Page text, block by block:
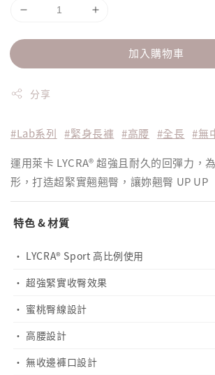
加入購物車
分享
#Lab系列 #緊身長褲 #高腰 #全長 #無
運用萊卡 LYCRA® 超強且耐久的回彈力，
形，打造超緊實翹翹臀，讓妳翹臀 UP UP
特色 & 材質
· LYCRA® Sport 高比例使用
· 超強緊實收臀效果
· 蜜桃臀線設計
· 高腰設計
· 無收邊褲口設計